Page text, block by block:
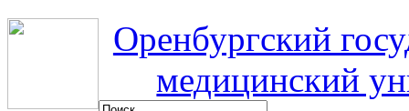
Оренбургский
медицинский